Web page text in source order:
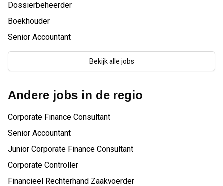
Dossierbeheerder
Boekhouder
Senior Accountant
Bekijk alle jobs
Andere jobs in de regio
Corporate Finance Consultant
Senior Accountant
Junior Corporate Finance Consultant
Corporate Controller
Financieel Rechterhand Zaakvoerder